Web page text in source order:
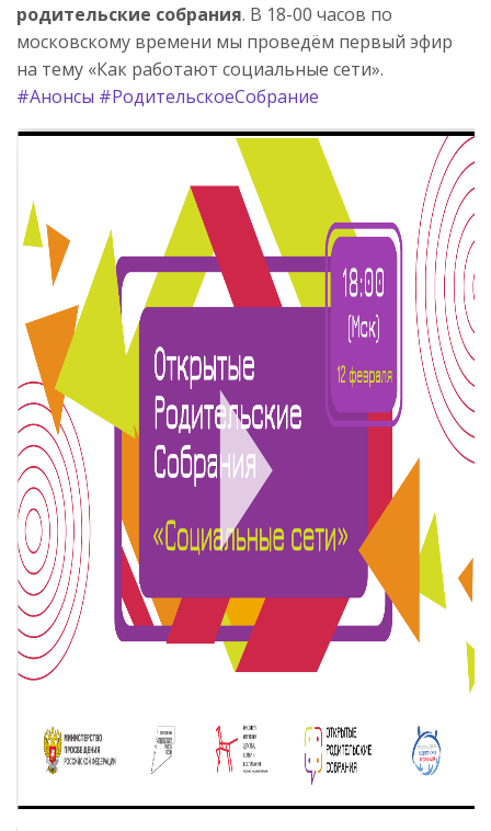
родительские собрания. В 18-00 часов по
московскому времени мы проведём первый эфир
на тему «Как работают социальные сети».
#Анонсы #РодительскоеСобрание